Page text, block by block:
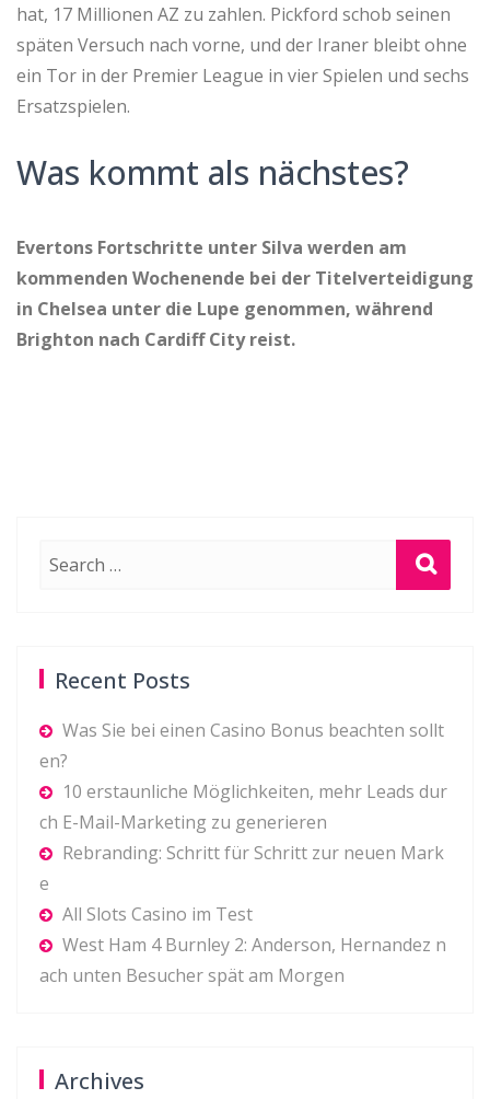
hat, 17 Millionen AZ zu zahlen. Pickford schob seinen
späten Versuch nach vorne, und der Iraner bleibt ohne
ein Tor in der Premier League in vier Spielen und sechs
Ersatzspielen.
Was kommt als nächstes?
Evertons Fortschritte unter Silva werden am
kommenden Wochenende bei der Titelverteidigung
in Chelsea unter die Lupe genommen, während
Brighton nach Cardiff City reist.
Recent Posts
Was Sie bei einen Casino Bonus beachten sollt
en?
10 erstaunliche Möglichkeiten, mehr Leads dur
ch E-Mail-Marketing zu generieren
Rebranding: Schritt für Schritt zur neuen Mark
e
All Slots Casino im Test
West Ham 4 Burnley 2: Anderson, Hernandez n
ach unten Besucher spät am Morgen
Archives